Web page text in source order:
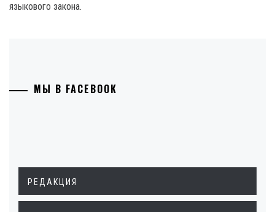
языкового закона.
МЫ В FACEBOOK
РЕДАКЦИЯ